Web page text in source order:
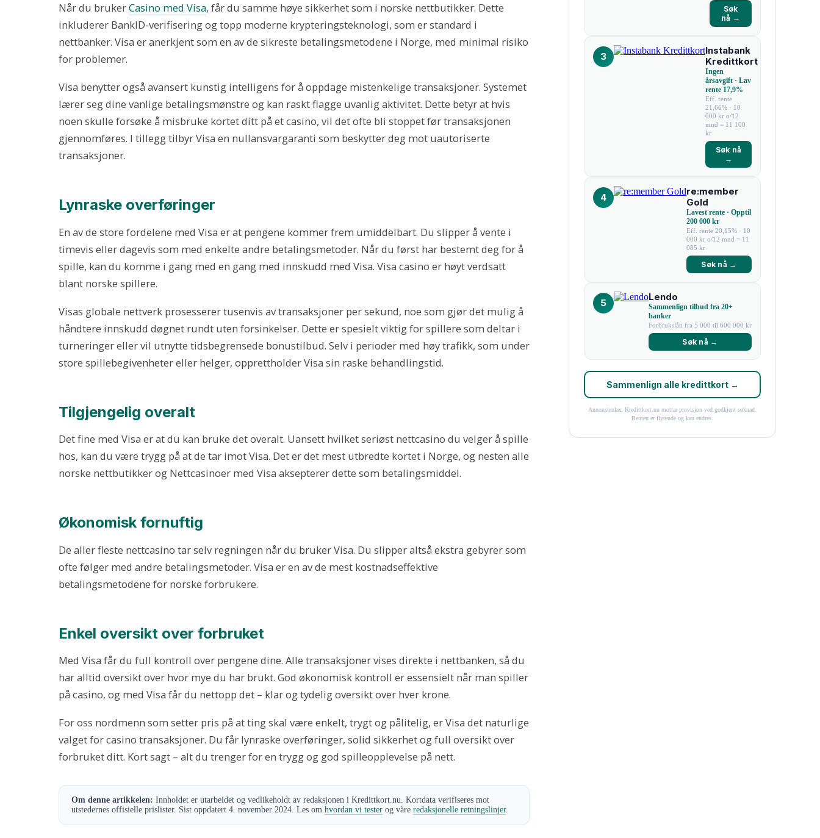
Når du brukerCasino med Visa, får du samme høye sikkerhet som i norske nettbutikker. Dette
inkluderer BankID-verifisering og topp moderne krypteringsteknologi, som er standard i
nettbanker. Visa er anerkjent som en av de sikreste betalingsmetodene i Norge, med minimal risiko
for problemer.
Visa benytter også avansert kunstig intelligens for å oppdage mistenkelige transaksjoner. Systemet
lærer seg dine vanlige betalingsmønstre og kan raskt flagge uvanlig aktivitet. Dette betyr at hvis
noen skulle forsøke å misbruke kortet ditt på et casino, vil det ofte bli stoppet før transaksjonen
gjennomføres. I tillegg tilbyr Visa en nullansvargaranti som beskytter deg mot uautoriserte
transaksjoner.
Lynraske overføringer
En av de store fordelene med Visa er at pengene kommer frem umiddelbart. Du slipper å vente i
timevis eller dagevis som med enkelte andre betalingsmetoder. Når du først har bestemt deg for å
spille, kan du komme i gang med en gang med innskudd med Visa. Visa casino er høyt verdsatt
blant norske spillere.
Visas globale nettverk prosesserer tusenvis av transaksjoner per sekund, noe som gjør det mulig å
håndtere innskudd døgnet rundt uten forsinkelser. Dette er spesielt viktig for spillere som deltar i
turneringer eller vil utnytte tidsbegrensede bonustilbud. Selv i perioder med høy trafikk, som under
store spillebegivenheter eller helger, opprettholder Visa sin raske behandlingstid.
Tilgjengelig overalt
Det fine med Visa er at du kan bruke det overalt. Uansett hvilket seriøst nettcasino du velger å spille
hos, kan du være trygg på at de tar imot Visa. Det er det mest utbredte kortet i Norge, og nesten alle
norske nettbutikker og Nettcasinoer med Visa aksepterer dette som betalingsmiddel.
Økonomisk fornuftig
De aller fleste nettcasino tar selv regningen når du bruker Visa. Du slipper altså ekstra gebyrer som
ofte følger med andre betalingsmetoder. Visa er en av de mest kostnadseffektive
betalingsmetodene for norske forbrukere.
Enkel oversikt over forbruket
Med Visa får du full kontroll over pengene dine. Alle transaksjoner vises direkte i nettbanken, så du
har alltid oversikt over hvor mye du har brukt. God økonomisk kontroll er essensielt når man spiller
på casino, og med Visa får du nettopp det – klar og tydelig oversikt over hver krone.
For oss nordmenn som setter pris på at ting skal være enkelt, trygt og pålitelig, er Visa det naturlige
valget for casino transaksjoner. Du får lynraske overføringer, solid sikkerhet og full oversikt over
forbruket ditt. Kort sagt – alt du trenger for en trygg og god spilleopplevelse på nett.
Om denne artikkelen: Innholdet er utarbeidet og vedlikeholdt av redaksjonen i Kredittkort.nu. Kortdata verifiseres mot
utstedernes offisielle prislister. Sist oppdatert 4. november 2024. Les om hvordan vi tester og våre redaksjonelle retningslinjer.
Søk
nå →
3
Instabank
Kredittkort
Ingen
årsavgift · Lav
rente 17,9%
Eff. rente
21,66% · 10
000 kr o/12
mnd = 11 100
kr
Søk nå
→
4
re:member
Gold
Lavest rente · Opptil
200 000 kr
Eff. rente 20,15% · 10
000 kr o/12 mnd = 11
085 kr
Søk nå →
5
Lendo
Sammenlign tilbud fra 20+
banker
Forbrukslån fra 5 000 til 600 000 kr
Søk nå →
Sammenlign alle kredittkort →
Annonslenker. Kredittkort.nu mottar provisjon ved godkjent søknad.
Renten er flytende og kan endres.